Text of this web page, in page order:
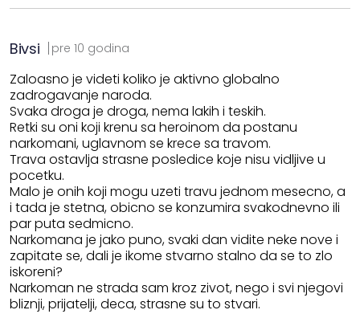
Bivsi pre 10 godina
Zaloasno je videti koliko je aktivno globalno
zadrogavanje naroda.
Svaka droga je droga, nema lakih i teskih.
Retki su oni koji krenu sa heroinom da postanu
narkomani, uglavnom se krece sa travom.
Trava ostavlja strasne posledice koje nisu vidljive u
pocetku.
Malo je onih koji mogu uzeti travu jednom mesecno, a
i tada je stetna, obicno se konzumira svakodnevno ili
par puta sedmicno.
Narkomana je jako puno, svaki dan vidite neke nove i
zapitate se, dali je ikome stvarno stalno da se to zlo
iskoreni?
Narkoman ne strada sam kroz zivot, nego i svi njegovi
bliznji, prijatelji, deca, strasne su to stvari.